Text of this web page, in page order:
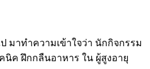
มาทำความเข้าใจว่า นักกิจกรรม
นิค ฝึกกลืนอาหาร ใน ผู้สูงอายุ